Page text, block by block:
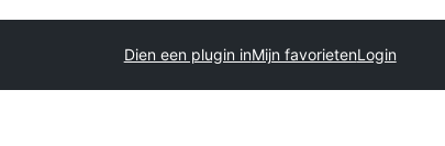
Dien een plugin inMijn favorietenLogin